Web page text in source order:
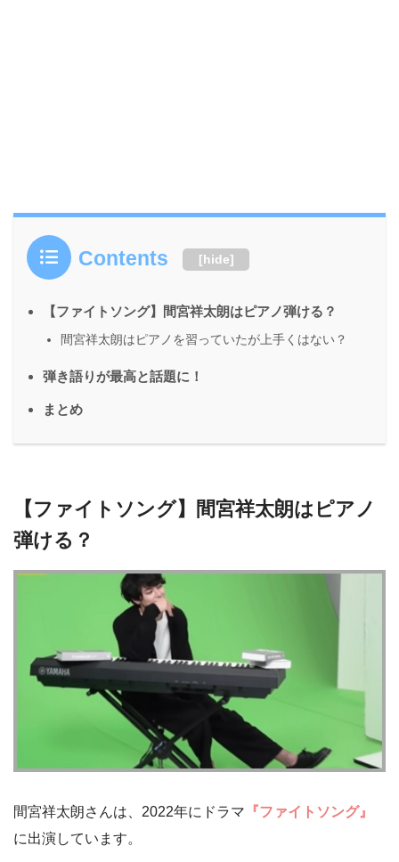
Contents [hide]
【ファイトソング】間宮祥太朗はピアノ弾ける？
間宮祥太朗はピアノを習っていたが上手くはない？
弾き語りが最高と話題に！
まとめ
【ファイトソング】間宮祥太朗はピアノ
弾ける？
間宮祥太朗さんは、2022年にドラマ 『ファイトソング』
に出演しています。